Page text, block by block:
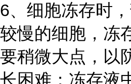
6、细胞冻存时
较慢的细胞，冻
要稍微大点，以
长困难；冻存液